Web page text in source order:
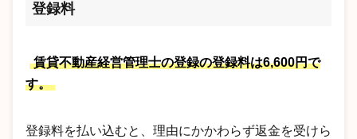
登録料
賃貸不動産経営管理士の登録の登録料は6,600円で
す。
登録料を払い込むと、理由にかかわらず返金を受けら